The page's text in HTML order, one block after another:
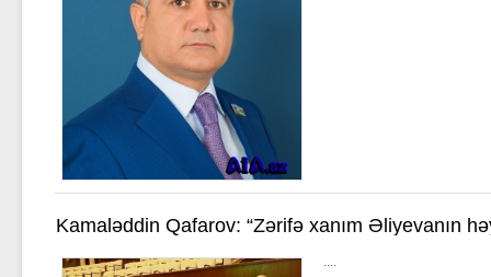
Kamaləddin Qafarov: “Zərifə xanım Əliyevanın
örnəkdir”
....